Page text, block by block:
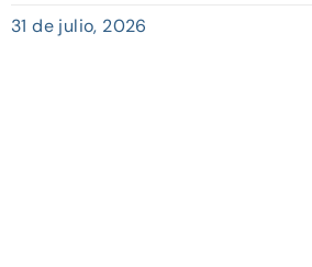
31 de julio, 2026